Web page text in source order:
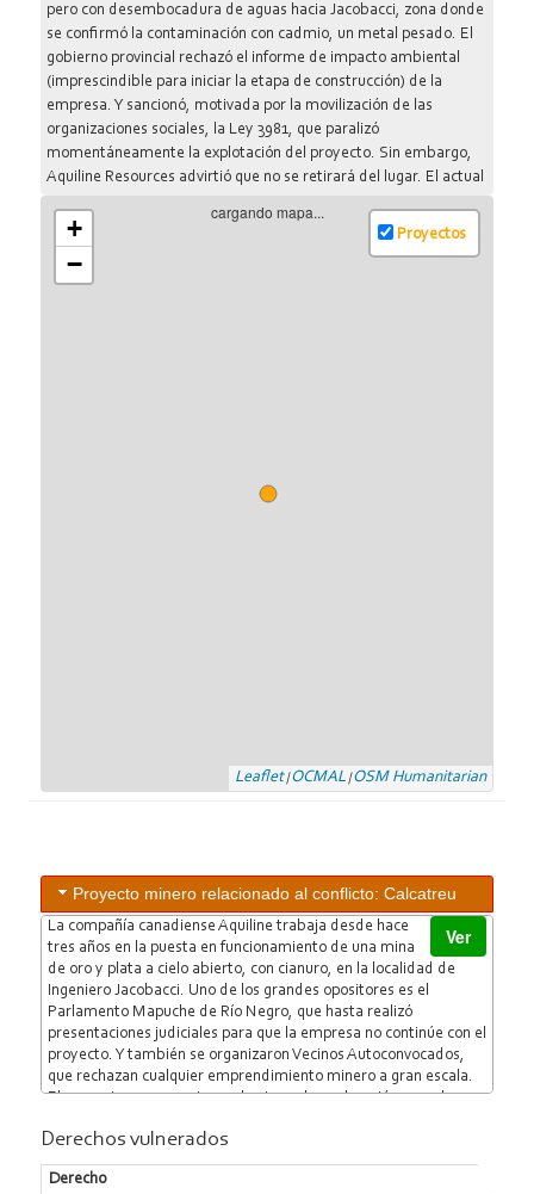
pero con desembocadura de aguas hacia Jacobacci, zona donde
se confirmó la contaminación con cadmio, un metal pesado. El
gobierno provincial rechazó el informe de impacto ambiental
(imprescindible para iniciar la etapa de construcción) de la
empresa. Y sancionó, motivada por la movilización de las
organizaciones sociales, la Ley 3981, que paralizó
momentáneamente la explotación del proyecto. Sin embargo,
Aquiline Resources advirtió que no se retirará del lugar. El actual
Pichetto, anunció públicamente que, de ganar las próximas
elecciones, una de sus primeras medidas será levantar la
en la actual coyuntura, ya que comunidades y empresas
cargando mapa...
+
−
Proyectos
Leaflet|OCMAL |OSM Humanitarian
Proyecto minero relacionado al conflicto: Calcatreu
Ver
La compañía canadiense Aquiline trabaja desde hace
tres años en la puesta en funcionamiento de una mina
de oro y plata a cielo abierto, con cianuro, en la localidad de
Ingeniero Jacobacci. Uno de los grandes opositores es el
Parlamento Mapuche de Río Negro, que hasta realizó
presentaciones judiciales para que la empresa no continúe con el
proyecto. Y también se organizaron Vecinos Autoconvocados,
que rechazan cualquier emprendimiento minero a gran escala.
El proyecto se encuentra en la etapa de exploración, pero la
referencia directa para los habitantes de Jacobacci es Mina
Angela, un yacimiento ubicado en Chubut, pero con
desembocadura de aguas hacia Jacobacci, zona donde se
Derechos vulnerados
Derecho